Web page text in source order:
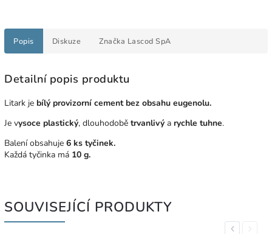
Popis Diskuze Značka Lascod SpA
Detailní popis produktu
Litark je bílý provizorní cement bez obsahu eugenolu.
Je vysoce plastický, dlouhodobě trvanlivý a rychle tuhne.
Balení obsahuje 6 ks tyčinek.
Každá tyčinka má 10 g.
SOUVISEJÍCÍ PRODUKTY
PreviousNext